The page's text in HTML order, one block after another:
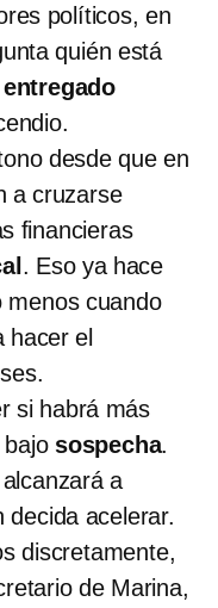
políticos, en
quién está
desde que en
a cruzarse
financieras
. Eso ya hace
menos cuando
hacer el
si habrá más
bajo sospecha.
a
decida acelerar.
discretamente,
de Marina,